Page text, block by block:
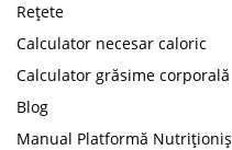
Rețete
Calculator necesar caloric
Calculator grăsime corporală
Blog
Manual Platformă